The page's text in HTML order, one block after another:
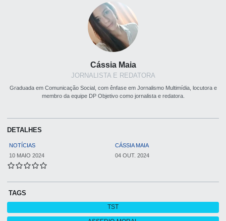
Cássia Maia
JORNALISTA E REDATORA
Graduada em Comunicação Social, com ênfase em Jornalismo Multimídia, locutora e
membro da equipe DP Objetivo como jornalista e redatora.
DETALHES
NOTÍCIAS
CÁSSIA MAIA
10 MAIO 2024
04 OUT. 2024
TAGS
TST